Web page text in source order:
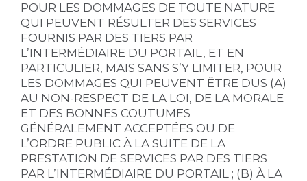
POUR LES DOMMAGES DE TOUTE NATURE
QUI PEUVENT RÉSULTER DES SERVICES
FOURNIS PAR DES TIERS PAR
L’INTERMÉDIAIRE DU PORTAIL, ET EN
PARTICULIER, MAIS SANS S’Y LIMITER, POUR
LES DOMMAGES QUI PEUVENT ÊTRE DUS (A)
AU NON-RESPECT DE LA LOI, DE LA MORALE
ET DES BONNES COUTUMES
GÉNÉRALEMENT ACCEPTÉES OU DE
L’ORDRE PUBLIC À LA SUITE DE LA
PRESTATION DE SERVICES PAR DES TIERS
PAR L’INTERMÉDIAIRE DU PORTAIL ; (B) À LA